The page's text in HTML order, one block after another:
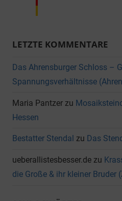
LETZTE KOMMENTARE
Das Ahrensburger Schloss –
Spannungsverhältnisse
Maria Pantzer zu
Hessen
Bestatter Stendal zu Das
ueberallistesbesser.de zu
die Große & ihr kleiner Bruder